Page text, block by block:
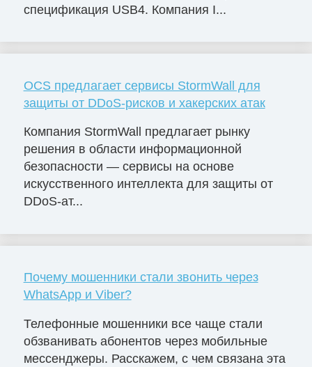
спецификация USB4. Компания I...
OCS предлагает сервисы StormWall для
защиты от DDoS-рисков и хакерских атак
Компания StormWall предлагает рынку
решения в области информационной
безопасности — сервисы на основе
искусственного интеллекта для защиты от
DDoS-ат...
Почему мошенники стали звонить через
WhatsApp и Viber?
Телефонные мошенники все чаще стали
обзванивать абонентов через мобильные
мессенджеры. Расскажем, с чем связана эта